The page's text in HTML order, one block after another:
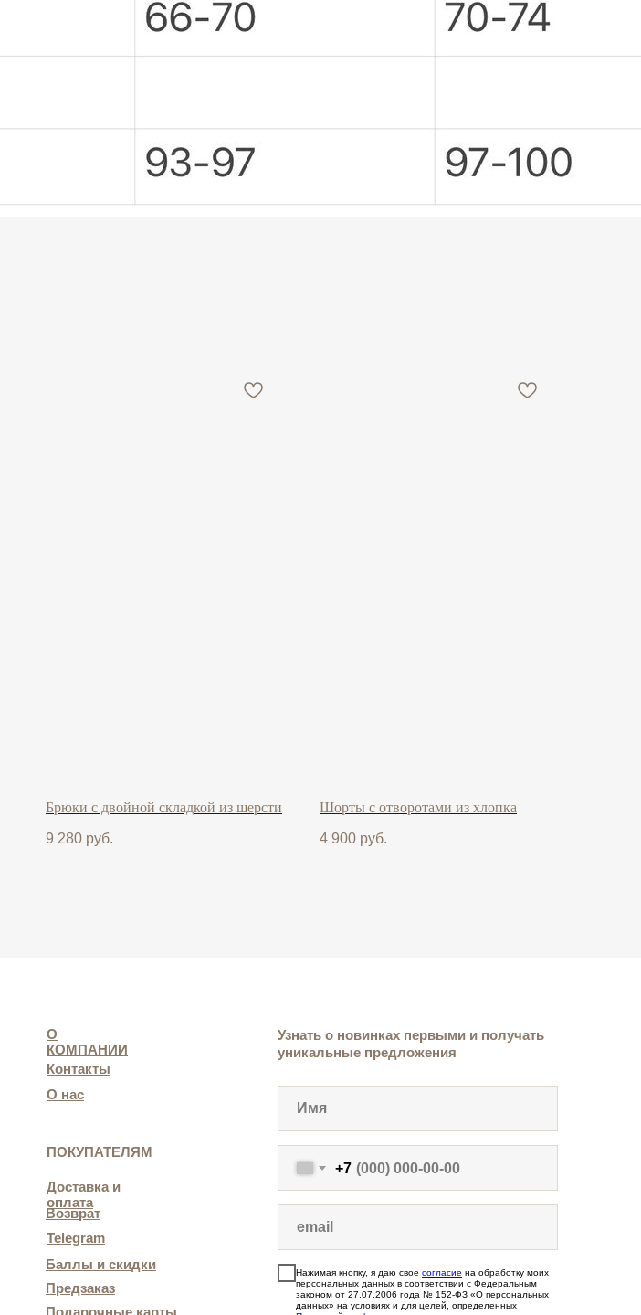
Брюки с двойной складкой из шерсти
9 280 руб.
Шорты с отворотами из хлопка
4 900 руб.
ПОКУПАТЕЛЯМ
О
КОМПАНИИ
Доставка и
оплата
Баллы и скидки
Telegram
Контакты
Возврат
Предзаказ
О нас
Узнать о новинках первыми и получать
уникальные предложения
+7
Нажимая кнопку, я даю свое согласие на обработку моих
персональных данных в соответствии с Федеральным
законом от 27.07.2006 года № 152-ФЗ «О персональных
данных» на условиях и для целей, определенных